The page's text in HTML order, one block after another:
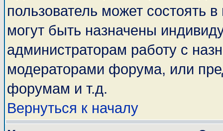
пользователь может состоять
могут быть назначены
администраторам работу с
модераторами форума, или
форумам и т.д.
Вернуться к началу